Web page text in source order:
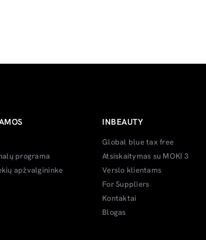
programa
apžvalgininke
INBEAUTY
Global blue tax free
Atsiskaitymas su MOKI 3
Verslo klientams
For Suppliers
Kontaktai
Blogas